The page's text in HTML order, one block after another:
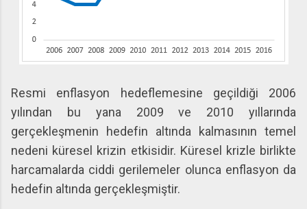
Resmi enflasyon hedeflemesine geçildiği 2006
yılından bu yana 2009 ve 2010 yıllarında
gerçekleşmenin hedefin altında kalmasının temel
nedeni küresel krizin etkisidir. Küresel krizle birlikte
harcamalarda ciddi gerilemeler olunca enflasyon da
hedefin altında gerçekleşmiştir.